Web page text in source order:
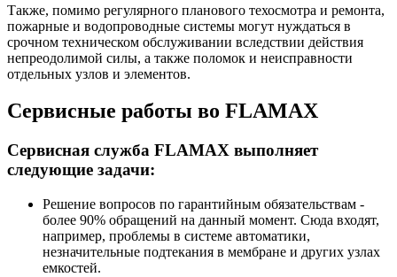
Также, помимо регулярного планового техосмотра и ремонта,
пожарные и водопроводные системы могут нуждаться в
срочном техническом обслуживании вследствии действия
непреодолимой силы, а также поломок и неисправности
отдельных узлов и элементов.
Сервисные работы во FLAMAX
Сервисная служба FLAMAX выполняет
следующие задачи:
Решение вопросов по гарантийным обязательствам -
более 90% обращений на данный момент. Сюда входят,
например, проблемы в системе автоматики,
незначительные подтекания в мембране и других узлах
емкостей.